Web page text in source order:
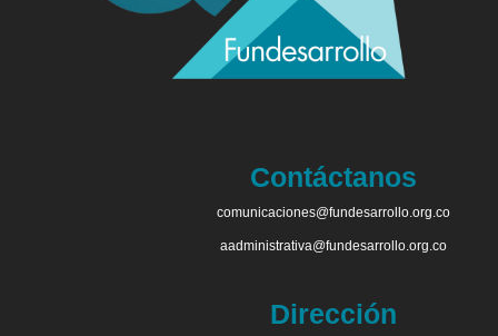
Contáctanos
comunicaciones@fundesarrollo.org.co
aadministrativa@fundesarrollo.org.co
Dirección